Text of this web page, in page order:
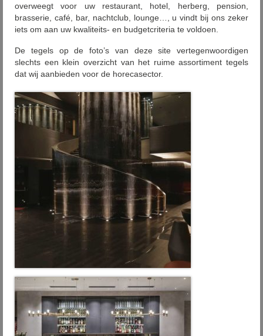
overweegt voor uw restaurant, hotel, herberg, pension,
brasserie, café, bar, nachtclub, lounge…, u vindt bij ons zeker
iets om aan uw kwaliteits- en budgetcriteria te voldoen.
De tegels op de foto’s van deze site vertegenwoordigen
slechts een klein overzicht van het ruime assortiment tegels
dat wij aanbieden voor de horecasector.